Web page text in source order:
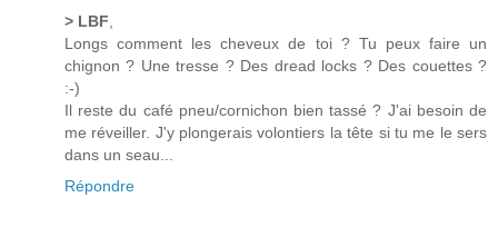
> LBF
Longs comment les cheveux de toi ? Tu peux faire un
chignon ? Une tresse ? Des dread locks ? Des couettes ?
:-)
Il reste du café pneu/cornichon bien tassé ? J'ai besoin de
me réveiller. J'y plongerais volontiers la tête si tu me le sers
dans un seau...
Répondre